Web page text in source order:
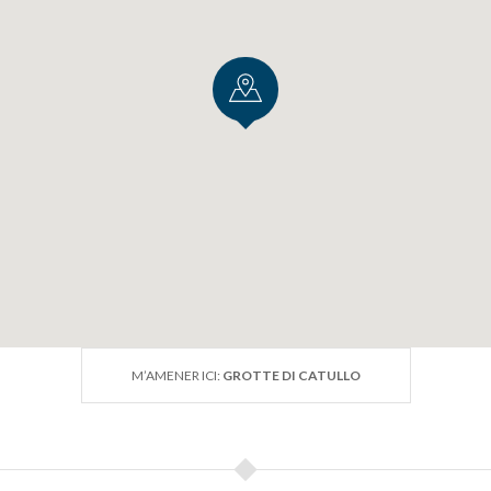
, présente une collection d'objets
particulièrement significatifs pour nous faire
habitèrent dans cette villa. Les
M’AMENER ICI: GROTTE DI CATULLO